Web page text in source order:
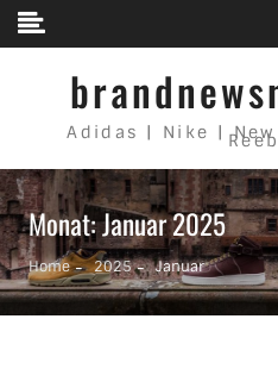
Skip to content
Adidas | Nike |
Monat: Januar 2025
Home 2025 Januar